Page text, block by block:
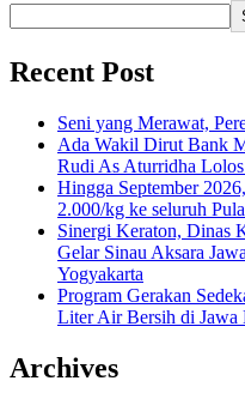
Recent Post
Seni yang Merawat,
Ada Wakil Dirut Bank
Rudi As Aturridha
Hingga September
2.000/kg ke seluruh
Sinergi Keraton, Dinas
Gelar Sinau Aksara
Yogyakarta
Program Gerakan
Liter Air Bersih di Jawa
Archives